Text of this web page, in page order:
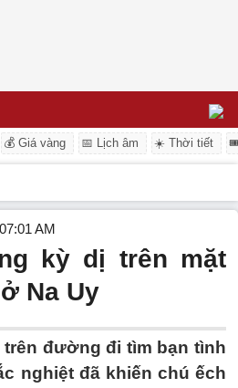
💰 Giá vàng 📅 Lịch âm ☀️ Thời tiết
AM
kỳ dị trên mặt
Na Uy
trên đường đi tìm bạn tình
nghiệt đã khiến chú ếch